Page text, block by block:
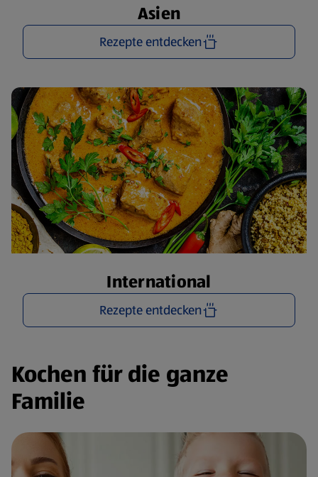
Asien
Rezepte entdecken
International
Rezepte entdecken
Kochen für die ganze
Familie